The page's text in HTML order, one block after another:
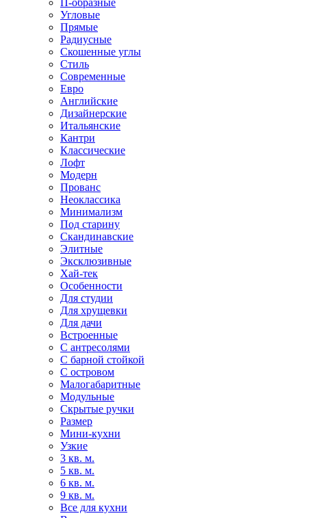
Угловые
Прямые
Радиусные
Скошенные углы
Стиль
Современные
Евро
Английские
Дизайнерские
Итальянские
Кантри
Классические
Лофт
Модерн
Прованс
Неоклассика
Минимализм
Под старину
Скандинавские
Элитные
Эксклюзивные
Хай-тек
Особенности
Для студии
Для хрущевки
Для дачи
Встроенные
С антресолями
С барной стойкой
С островом
Малогабаритные
Модульные
Скрытые ручки
Размер
Мини-кухни
Узкие
3 кв. м.
5 кв. м.
6 кв. м.
9 кв. м.
Все для кухни